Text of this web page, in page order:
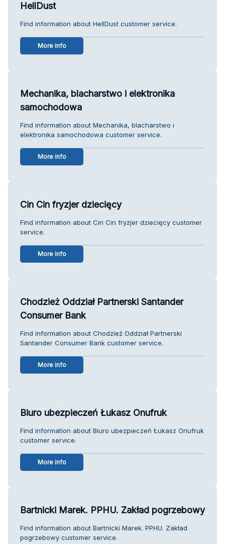
HellDust
Find information about HellDust customer service.
More info
Mechanika, blacharstwo i elektronika
samochodowa
Find information about Mechanika, blacharstwo i
elektronika samochodowa customer service.
More info
Cin Cin fryzjer dziecięcy
Find information about Cin Cin fryzjer dziecięcy customer
service.
More info
Chodzież Oddział Partnerski Santander
Consumer Bank
Find information about Chodzież Oddział Partnerski
Santander Consumer Bank customer service.
More info
Biuro ubezpieczeń Łukasz Onufruk
Find information about Biuro ubezpieczeń Łukasz Onufruk
customer service.
More info
Bartnicki Marek. PPHU. Zakład pogrzebowy
Find information about Bartnicki Marek. PPHU. Zakład
pogrzebowy customer service.